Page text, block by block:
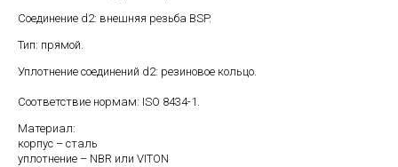
Соединение d2: внешняя резьба BSP.
Тип: прямой.
Уплотнение соединений d2: резиновое кольцо.
Соответствие нормам: ISO 8434-1.
Материал:
корпус – сталь
уплотнение – NBR или VITON